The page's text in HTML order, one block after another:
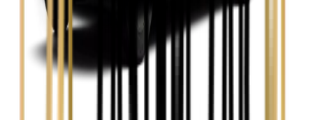
Toyota Corolla
Toyota Prius